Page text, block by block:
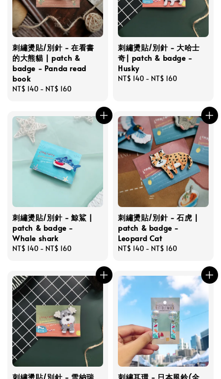
刺繡燙貼/別針 - 在看書
的大熊貓 | patch &
badge - Panda read
book
Regular
NT$ 140 - NT$ 160
刺繡燙貼/別針 - 大哈士
奇| patch & badge -
Husky
Regular
NT$ 140 - NT$ 160
刺繡燙貼/別針 - 鯨鯊 |
patch & badge -
Whale shark
Regular
NT$ 140 - NT$ 160
刺繡燙貼/別針 - 石虎 |
patch & badge -
Leopard Cat
Regular
NT$ 140 - NT$ 160